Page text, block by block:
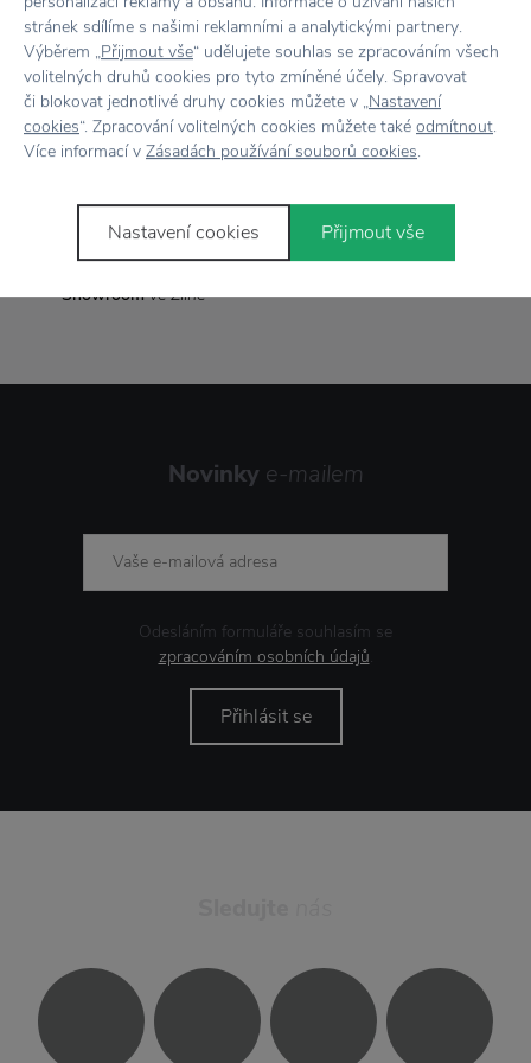
Vše skladem,odesíláme ihned
Doprava zdarmanad 2 000 Kč
Vrácení zbožído 30 dnů
Showroomve Zlíně
Novinky e-mailem
Odesláním formuláře souhlasím se
zpracováním osobních údajů.
Přihlásit se
stránek sdílíme s našimi reklamními a analytickými partnery.
Výběrem „Přijmout vše“ udělujete souhlas se zpracováním všech
volitelných druhů cookies pro tyto zmíněné účely. Spravovat
či blokovat jednotlivé druhy cookies můžete v „Nastavení
cookies“. Zpracování volitelných cookies můžete také odmítnout.
Více informací v Zásadách používání souborů cookies.
Nastavení cookies Přijmout vše